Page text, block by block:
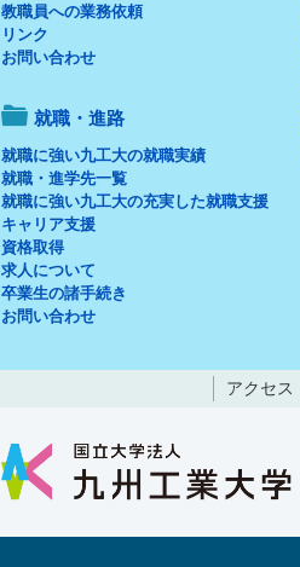
教職員への業務依頼
リンク
お問い合わせ
就職・進路
就職に強い九工大の就職実績
就職・進学先一覧
就職に強い九工大の充実した就職支援
キャリア支援
資格取得
求人について
卒業生の諸手続き
お問い合わせ
アクセス